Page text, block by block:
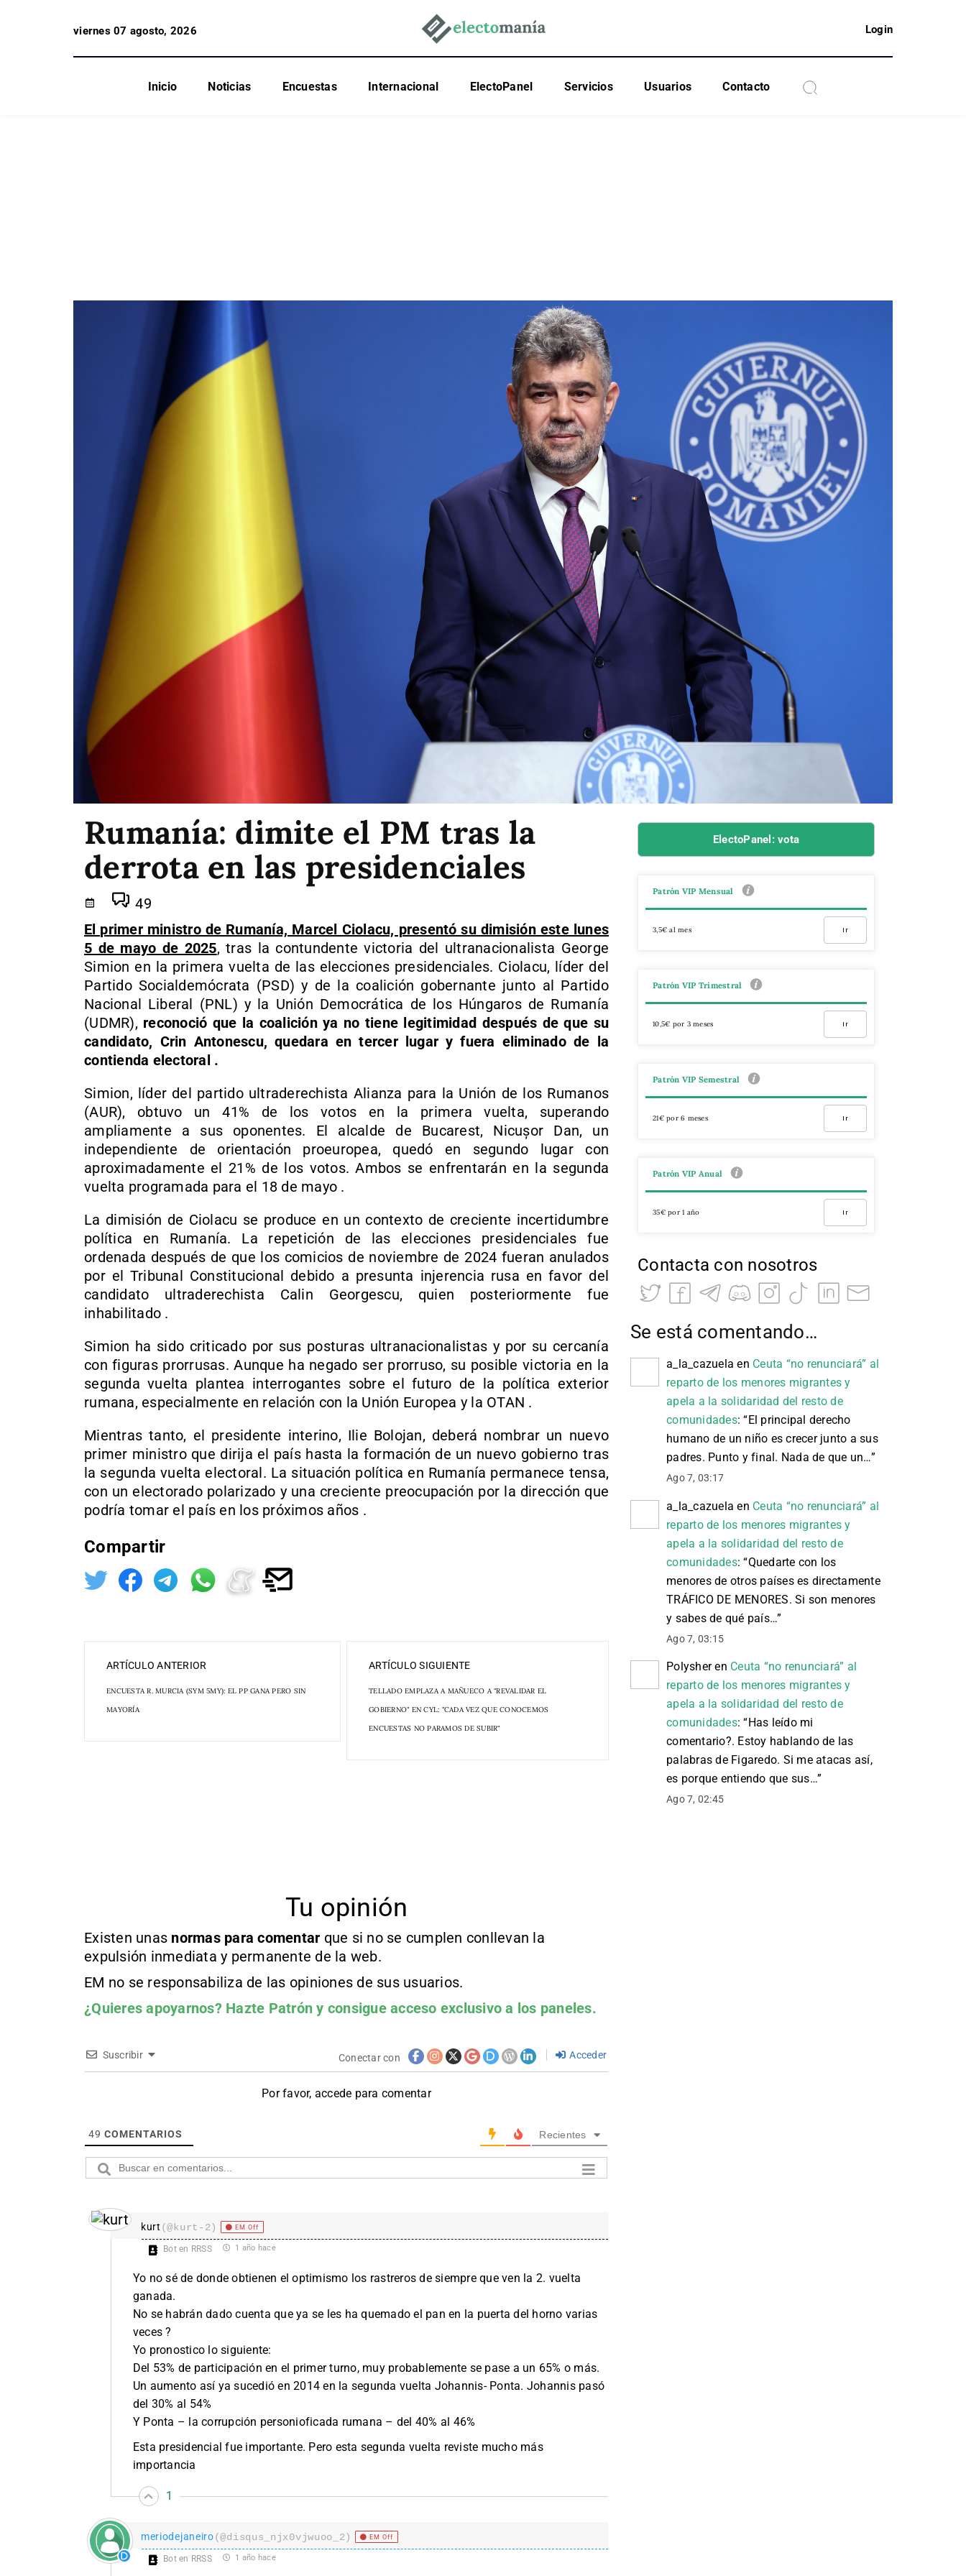
viernes 07 agosto, 2026 Login
Inicio Noticias Encuestas Internacional ElectoPanel Servicios Usuarios Contacto
Rumanía: dimite el PM tras la
derrota en las presidenciales
49
El primer ministro de Rumanía, Marcel Ciolacu, presentó su dimisión este lunes
5 de mayo de 2025, tras la contundente victoria del ultranacionalista George
Simion en la primera vuelta de las elecciones presidenciales. Ciolacu, líder del
Partido Socialdemócrata (PSD) y de la coalición gobernante junto al Partido
Nacional Liberal (PNL) y la Unión Democrática de los Húngaros de Rumanía
(UDMR), reconoció que la coalición ya no tiene legitimidad después de que su
candidato, Crin Antonescu, quedara en tercer lugar y fuera eliminado de la
contienda electoral .
Simion, líder del partido ultraderechista Alianza para la Unión de los Rumanos
(AUR), obtuvo un 41% de los votos en la primera vuelta, superando
ampliamente a sus oponentes. El alcalde de Bucarest, Nicușor Dan, un
independiente de orientación proeuropea, quedó en segundo lugar con
aproximadamente el 21% de los votos. Ambos se enfrentarán en la segunda
vuelta programada para el 18 de mayo .
La dimisión de Ciolacu se produce en un contexto de creciente incertidumbre
política en Rumanía. La repetición de las elecciones presidenciales fue
ordenada después de que los comicios de noviembre de 2024 fueran anulados
por el Tribunal Constitucional debido a presunta injerencia rusa en favor del
candidato ultraderechista Calin Georgescu, quien posteriormente fue
inhabilitado .
Simion ha sido criticado por sus posturas ultranacionalistas y por su cercanía
con figuras prorrusas. Aunque ha negado ser prorruso, su posible victoria en la
segunda vuelta plantea interrogantes sobre el futuro de la política exterior
rumana, especialmente en relación con la Unión Europea y la OTAN .
Mientras tanto, el presidente interino, Ilie Bolojan, deberá nombrar un nuevo
primer ministro que dirija el país hasta la formación de un nuevo gobierno tras
la segunda vuelta electoral. La situación política en Rumanía permanece tensa,
con un electorado polarizado y una creciente preocupación por la dirección que
podría tomar el país en los próximos años .
Compartir
ARTÍCULO ANTERIOR
ENCUESTA R. MURCIA (SYM 5MY): EL PP GANA PERO SIN
MAYORÍA
ARTÍCULO SIGUIENTE
TELLADO EMPLAZA A MAÑUECO A "REVALIDAR EL
GOBIERNO" EN CYL: "CADA VEZ QUE CONOCEMOS
ENCUESTAS NO PARAMOS DE SUBIR"
Tu opinión
Existen unas normas para comentar que si no se cumplen conllevan la
expulsión inmediata y permanente de la web.
EM no se responsabiliza de las opiniones de sus usuarios.
¿Quieres apoyarnos? Hazte Patrón y consigue acceso exclusivo a los paneles.
Suscribir Conectar con Acceder
Por favor, accede para comentar
49 COMENTARIOS Recientes
kurt (@kurt-2) EM Off
Bot en RRSS 1 año hace
Yo no sé de donde obtienen el optimismo los rastreros de siempre que ven la 2. vuelta
ganada.
No se habrán dado cuenta que ya se les ha quemado el pan en la puerta del horno varias
veces ?
Yo pronostico lo siguiente:
Del 53% de participación en el primer turno, muy probablemente se pase a un 65% o más.
Un aumento así ya sucedió en 2014 en la segunda vuelta Johannis- Ponta. Johannis pasó
del 30% al 54%
Y Ponta – la corrupción personioficada rumana – del 40% al 46%
Esta presidencial fue importante. Pero esta segunda vuelta reviste mucho más
importancia
1
meriodejaneiro(@disqus_njx0vjwuoo_2) EM Off
Bot en RRSS 1 año hace
ElectoPanel: vota
Patrón VIP Mensual
3,5€ al mes Ir
Patrón VIP Trimestral
10,5€ por 3 meses Ir
Patrón VIP Semestral
21€ por 6 meses Ir
Patrón VIP Anual
35€ por 1 año Ir
Contacta con nosotros
Se está comentando…
a_la_cazuela en Ceuta “no renunciará” al
reparto de los menores migrantes y
apela a la solidaridad del resto de
comunidades: “El principal derecho
humano de un niño es crecer junto a sus
padres. Punto y final. Nada de que un…”
Ago 7, 03:17
a_la_cazuela en Ceuta “no renunciará” al
reparto de los menores migrantes y
apela a la solidaridad del resto de
comunidades: “Quedarte con los
menores de otros países es directamente
TRÁFICO DE MENORES. Si son menores
y sabes de qué país…”
Ago 7, 03:15
Polysheren Ceuta “no renunciará” al
reparto de los menores migrantes y
apela a la solidaridad del resto de
comunidades: “Has leído mi
comentario?. Estoy hablando de las
palabras de Figaredo. Si me atacas así,
es porque entiendo que sus…”
Ago 7, 02:45